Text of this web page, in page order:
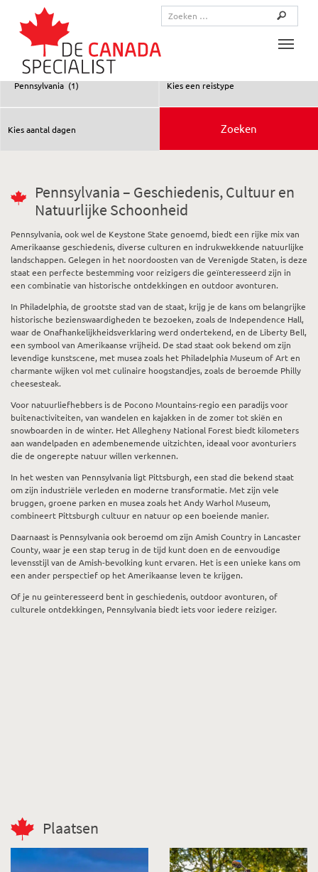
Pennsylvania – Geschiedenis, Cultuur en
Natuurlijke Schoonheid
Pennsylvania, ook wel de Keystone State genoemd, biedt een rijke mix van
Amerikaanse geschiedenis, diverse culturen en indrukwekkende natuurlijke
landschappen. Gelegen in het noordoosten van de Verenigde Staten, is deze
staat een perfecte bestemming voor reizigers die geïnteresseerd zijn in
een combinatie van historische ontdekkingen en outdoor avonturen.
In Philadelphia, de grootste stad van de staat, krijg je de kans om belangrijke
historische bezienswaardigheden te bezoeken, zoals de Independence Hall,
waar de Onafhankelijkheidsverklaring werd ondertekend, en de Liberty Bell,
een symbool van Amerikaanse vrijheid. De stad staat ook bekend om zijn
levendige kunstscene, met musea zoals het Philadelphia Museum of Art en
charmante wijken vol met culinaire hoogstandjes, zoals de beroemde Philly
cheesesteak.
Voor natuurliefhebbers is de Pocono Mountains-regio een paradijs voor
buitenactiviteiten, van wandelen en kajakken in de zomer tot skiën en
snowboarden in de winter. Het Allegheny National Forest biedt kilometers
aan wandelpaden en adembenemende uitzichten, ideaal voor avonturiers
die de ongerepte natuur willen verkennen.
In het westen van Pennsylvania ligt Pittsburgh, een stad die bekend staat
om zijn industriële verleden en moderne transformatie. Met zijn vele
bruggen, groene parken en musea zoals het Andy Warhol Museum,
combineert Pittsburgh cultuur en natuur op een boeiende manier.
Daarnaast is Pennsylvania ook beroemd om zijn Amish Country in Lancaster
County, waar je een stap terug in de tijd kunt doen en de eenvoudige
levensstijl van de Amish-bevolking kunt ervaren. Het is een unieke kans om
een ander perspectief op het Amerikaanse leven te krijgen.
Of je nu geïnteresseerd bent in geschiedenis, outdoor avonturen, of
culturele ontdekkingen, Pennsylvania biedt iets voor iedere reiziger.
Plaatsen